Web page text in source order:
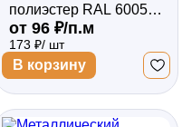
полиэстер RAL 6005
(Зелёный мох)
1800*105*0,5
односторонний
Полукруглый
от 96 ₽/п.м
173 ₽/ шт
В корзину